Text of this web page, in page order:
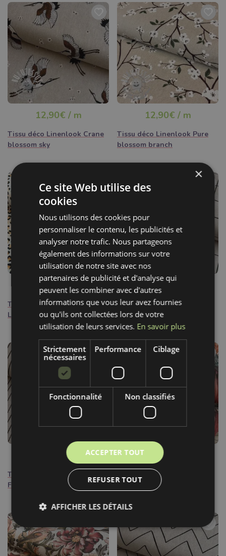
12,90€ / m
Tissu déco Linenlook Crane
blossom sky
12,90€ / m
Tissu déco Linenlook Pure
blossom branch
12,90€ / m
Tissu déco Linenlook
Leopard animal small
12,90€ / m
Tissu déco Linenlook
Freehand grid lines
12,90€ / m
Tissu déco Linenlook
Freehand thin lines
15,90€ / m
Tissu déco Linenlook Leafy
paradise bird digital print
×
Ce site Web utilise des
cookies
Nous utilisons des cookies pour
personnaliser le contenu, les publicités et
analyser notre trafic. Nous partageons
également des informations sur votre
utilisation de notre site avec nos
partenaires de publicité et d'analyse qui
peuvent les combiner avec d'autres
informations que vous leur avez fournies
ou qu'ils ont collectées lors de votre
utilisation de leurs services. En savoir plus
Strictement
nécessaires
Performance Ciblage
Fonctionnalité Non classifiés
ACCEPTER TOUT
REFUSER TOUT
AFFICHER LES DÉTAILS